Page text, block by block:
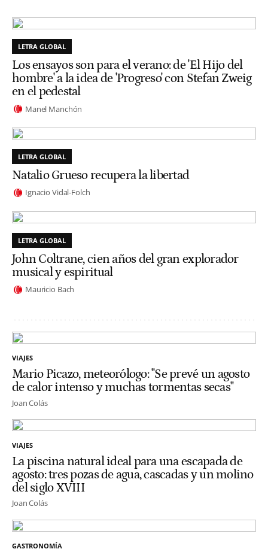
LETRA GLOBAL
Los ensayos son para el verano: de 'El Hijo del
hombre' a la idea de 'Progreso' con Stefan Zweig
en el pedestal
Manel Manchón
LETRA GLOBAL
Natalio Grueso recupera la libertad
Ignacio Vidal-Folch
LETRA GLOBAL
John Coltrane, cien años del gran explorador
musical y espiritual
Mauricio Bach
VIAJES
Mario Picazo, meteorólogo: "Se prevé un agosto
de calor intenso y muchas tormentas secas"
Joan Colás
VIAJES
La piscina natural ideal para una escapada de
agosto: tres pozas de agua, cascadas y un molino
del siglo XVIII
Joan Colás
GASTRONOMÍA